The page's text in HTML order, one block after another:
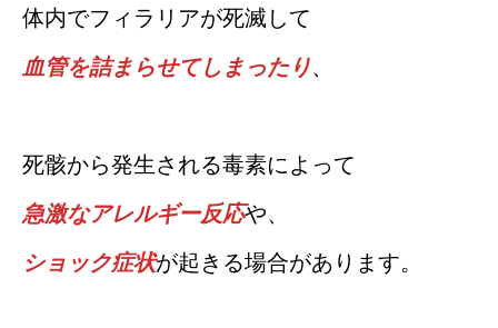
体内でフィラリアが死滅して
血管を詰まらせてしまったり、
死骸から発生される毒素によって
急激なアレルギー反応や、
ショック症状が起きる場合があります。